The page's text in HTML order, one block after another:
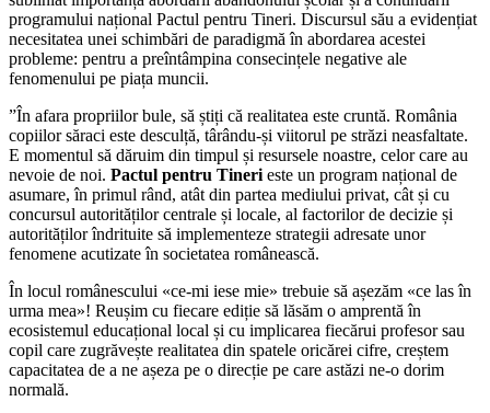
programului național Pactul pentru Tineri. Discursul său a evidențiat
necesitatea unei schimbări de paradigmă în abordarea acestei
probleme: pentru a preîntâmpina consecințele negative ale
fenomenului pe piața muncii.
”În afara propriilor bule, să știți că realitatea este cruntă. România
copiilor săraci este desculță, târându-și viitorul pe străzi neasfaltate.
E momentul să dăruim din timpul și resursele noastre, celor care au
nevoie de noi. Pactul pentru Tineri este un program național de
asumare, în primul rând, atât din partea mediului privat, cât și cu
concursul autorităților centrale și locale, al factorilor de decizie și
autorităților îndrituite să implementeze strategii adresate unor
fenomene acutizate în societatea românească.
În locul românescului «ce-mi iese mie» trebuie să așezăm «ce las în
urma mea»! Reușim cu fiecare ediție să lăsăm o amprentă în
ecosistemul educațional local și cu implicarea fiecărui profesor sau
copil care zugrăvește realitatea din spatele oricărei cifre, creștem
capacitatea de a ne așeza pe o direcție pe care astăzi ne-o dorim
normală.